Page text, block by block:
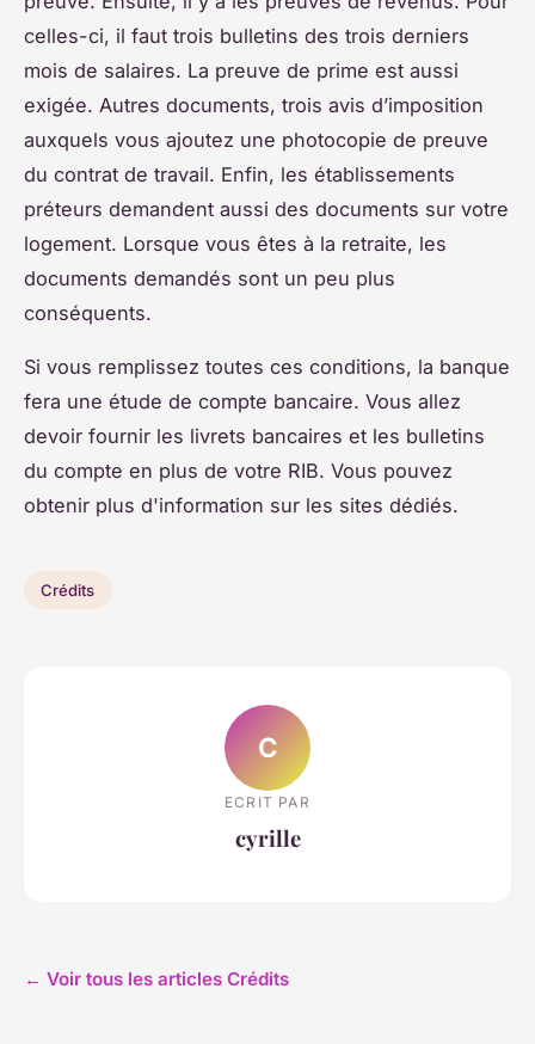
celles-ci, il faut trois bulletins des trois derniers
mois de salaires. La preuve de prime est aussi
exigée. Autres documents, trois avis d’imposition
auxquels vous ajoutez une photocopie de preuve
du contrat de travail. Enfin, les établissements
préteurs demandent aussi des documents sur votre
logement. Lorsque vous êtes à la retraite, les
documents demandés sont un peu plus
conséquents.
Si vous remplissez toutes ces conditions, la banque
fera une étude de compte bancaire. Vous allez
devoir fournir les livrets bancaires et les bulletins
du compte en plus de votre RIB. Vous pouvez
obtenir plus d'information sur les sites dédiés.
Crédits
C
ECRIT PAR
cyrille
← Voir tous les articles Crédits